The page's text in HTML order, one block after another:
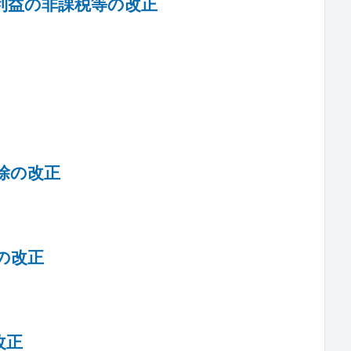
の非課税等の改正
の改正
改正
正